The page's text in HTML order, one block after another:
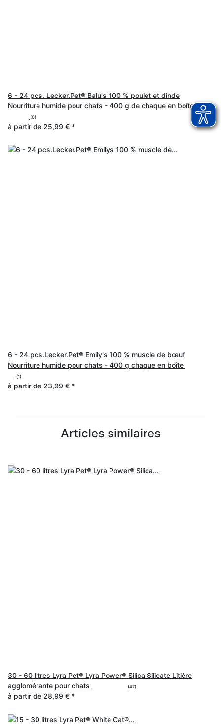
6 - 24 pcs. Lecker.Pet® Balu's 100 % poulet et dinde
Nourriture humide pour chats - 400 g de chaque en boîte
(0)
à partir de 25,99 € *
6 - 24 pcs.Lecker.Pet® Emily's 100 % muscle de bœuf
Nourriture humide pour chats - 400 g chaque en boîte
(1)
à partir de 23,99 € *
Articles similaires
30 - 60 litres Lyra Pet® Lyra Power® Silica Silicate Litière
agglomérante pour chats
(47)
à partir de 28,99 € *